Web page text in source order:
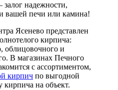
надежности,
вашей печи или камина!
Ясенево представлен
кирпича:
облицовочного и
В магазинах Печного
с ассортиментом,
кирпич по выгодной
кирпича на объект.